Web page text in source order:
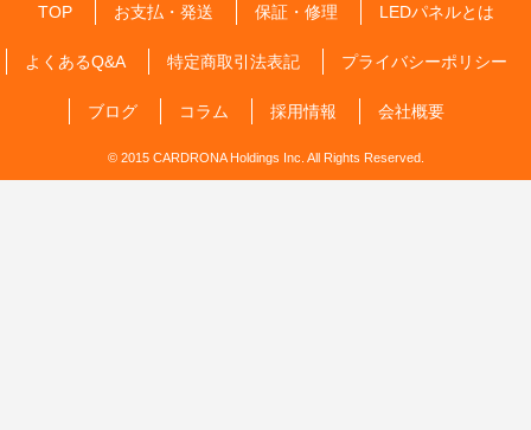
TOP お支払・発送 保証・修理 LEDパネルとは
よくあるQ&A 特定商取引法表記 プライバシーポリシー
ブログ コラム 採用情報 会社概要
© 2015 CARDRONA Holdings Inc. All Rights Reserved.